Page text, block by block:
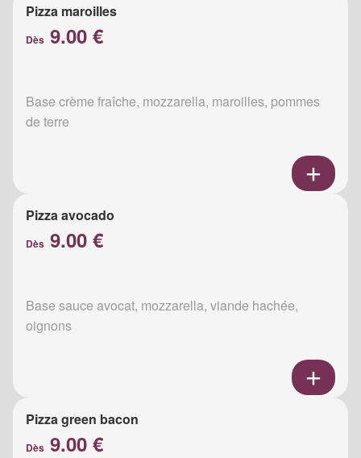
Pizza maroilles
Dès 9.00 €
Base crème fraîche, mozzarella, maroilles, pommes
de terre
Pizza avocado
Dès 9.00 €
Base sauce avocat, mozzarella, viande hachée,
oignons
Pizza green bacon
Dès 9.00 €